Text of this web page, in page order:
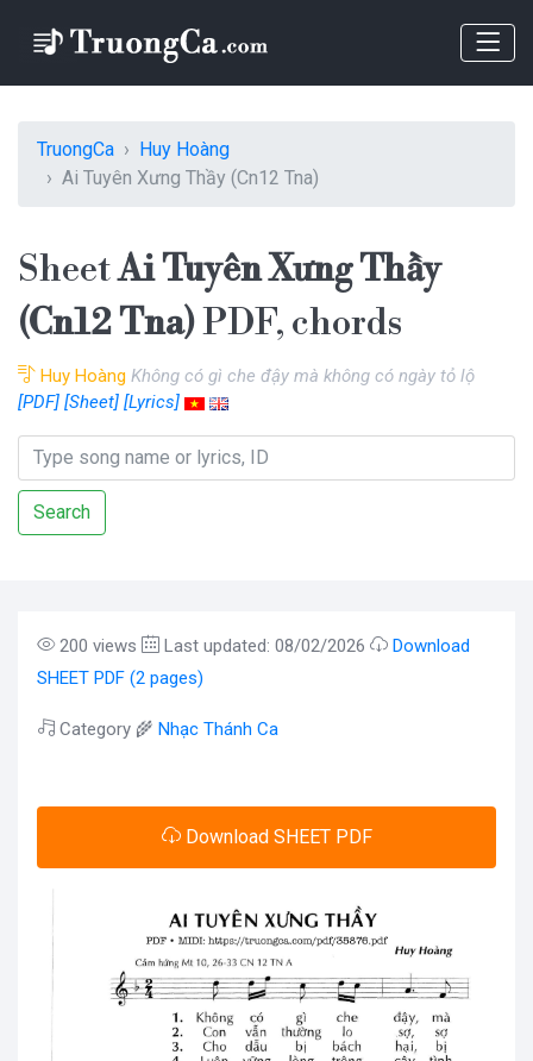
TruongCa
Huy Hoàng
Ai Tuyên Xưng Thầy (Cn12 Tna)
SheetAi Tuyên Xưng Thầy
(Cn12 Tna)PDF, chords
Huy Hoàng Không có gì che đậy mà không có ngày tỏ lộ
[PDF] [Sheet] [Lyrics]
Search
200 views Last updated: 08/02/2026
Download
SHEET PDF (2 pages)
Category 🌾 Nhạc Thánh Ca
Download SHEET PDF